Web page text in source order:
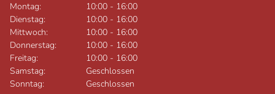
Montag: 10:00 - 16:00
Dienstag:
10:00 - 16:00
Mittwoch:
10:00 - 16:00
Donnerstag:
10:00 - 16:00
Freitag:
10:00 - 16:00
Samstag:
Geschlossen
Sonntag:
Geschlossen